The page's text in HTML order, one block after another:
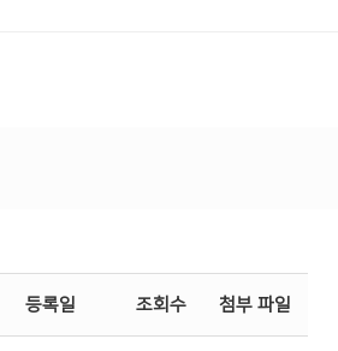
등록일 조회수 첨부 파일